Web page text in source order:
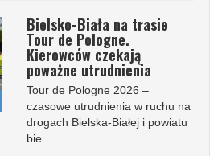
Bielsko-Biała na trasie
Tour de Pologne.
Kierowców czekają
poważne utrudnienia
Tour de Pologne 2026 –
czasowe utrudnienia w ruchu na
drogach Bielska-Białej i powiatu
bie...